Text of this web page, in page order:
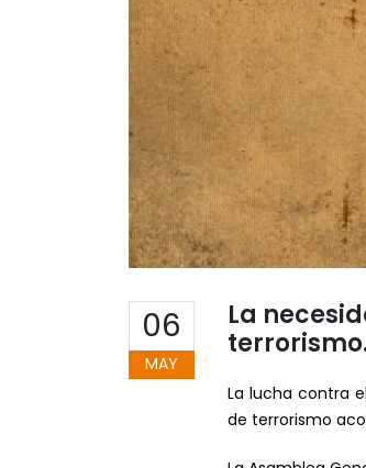
06
MAY
La
La lucha contra
de terrorismo